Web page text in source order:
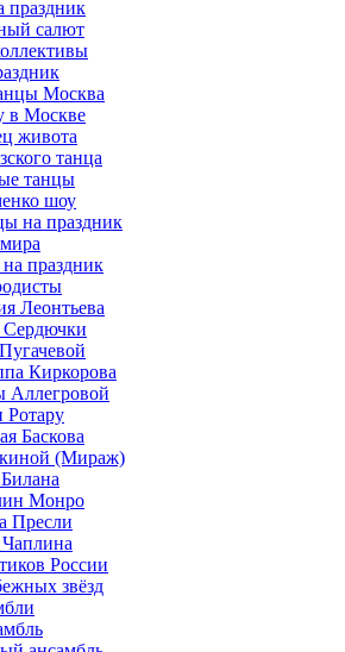
праздник
салют
Москва
в Москве
живота
танца
танцы
шоу
на праздник
праздник
Леонтьева
Киркорова
Баскова
(Мираж)
Монро
Пресли
России
звёзд